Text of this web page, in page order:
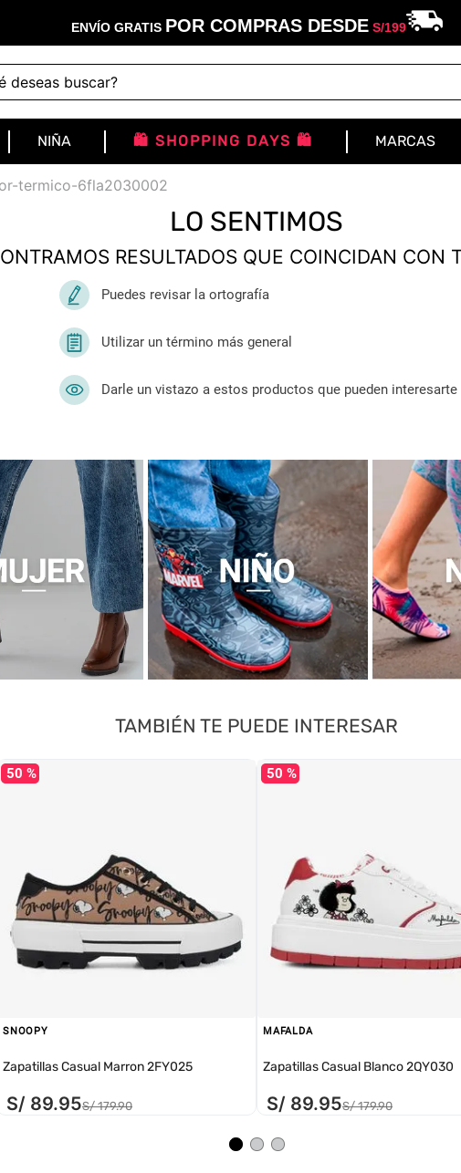
ENVÍO GRATIS POR COMPRAS DESDES/199
buscar?
NIÑA 🛍️ SHOPPING DAYS 🛍️ MARCAS
termico-6fla2030002
LO SENTIMOS
RESULTADOS QUE COINCIDAN CON
Puedes revisar la ortografía
Utilizar un término más general
Darle un vistazo a estos productos que pueden interesarte
TAMBIÉN TE PUEDE INTERESAR
50 %
SNOOPY
Zapatillas Casual Marron 2FY025
S/ 89.95S/ 179.90
50 %
MAFALDA
Zapatillas Casual Blanco 2QY030
S/ 89.95S/ 179.90